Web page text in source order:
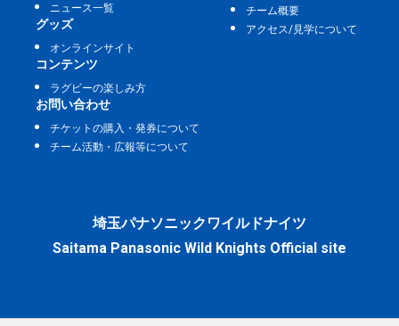
ニュース一覧
グッズ
オンラインサイト
チーム概要
アクセス/見学について
コンテンツ
ラグビーの楽しみ方
お問い合わせ
チケットの購入・発券について
チーム活動・広報等について
埼玉パナソニックワイルドナイツ
Saitama Panasonic Wild Knights Official site